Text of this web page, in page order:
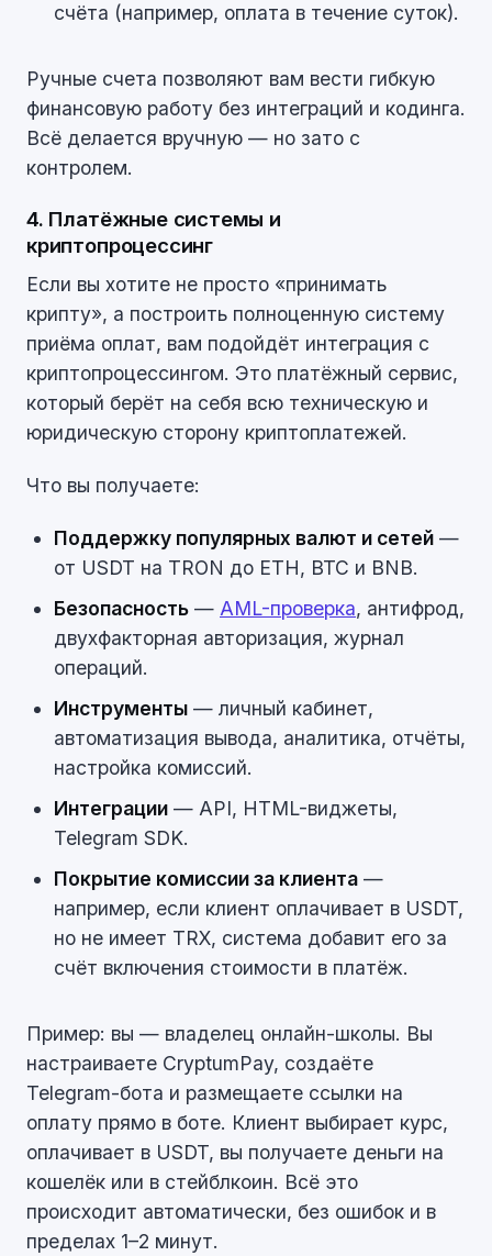
счёта (например, оплата в течение суток).
Ручные счета позволяют вам вести гибкую
финансовую работу без интеграций и кодинга.
Всё делается вручную — но зато с
контролем.
4. Платёжные системы и
криптопроцессинг
Если вы хотите не просто «принимать
крипту», а построить полноценную систему
приёма оплат, вам подойдёт интеграция с
криптопроцессингом. Это платёжный сервис,
который берёт на себя всю техническую и
юридическую сторону криптоплатежей.
Что вы получаете:
Поддержку популярных валют и сетей —
от USDT на TRON до ETH, BTC и BNB.
Безопасность — AML-проверка, антифрод,
двухфакторная авторизация, журнал
операций.
Инструменты — личный кабинет,
автоматизация вывода, аналитика, отчёты,
настройка комиссий.
Интеграции — API, HTML-виджеты,
Telegram SDK.
Покрытие комиссии за клиента —
например, если клиент оплачивает в USDT,
но не имеет TRX, система добавит его за
счёт включения стоимости в платёж.
Пример: вы — владелец онлайн-школы. Вы
настраиваете CryptumPay, создаёте
Telegram-бота и размещаете ссылки на
оплату прямо в боте. Клиент выбирает курс,
оплачивает в USDT, вы получаете деньги на
кошелёк или в стейблкоин. Всё это
происходит автоматически, без ошибок и в
пределах 1–2 минут.